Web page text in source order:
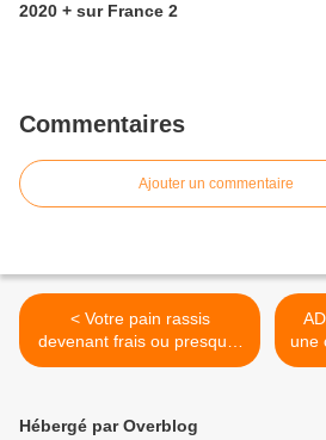
2020 + sur France 2
Commentaires
Ajouter un commentaire
< Votre pain rassis
devenant frais ou presque,
recette...
une
Hébergé par Overblog